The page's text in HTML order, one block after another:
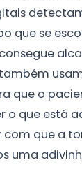
que se
que o
o que está
com que a
uma